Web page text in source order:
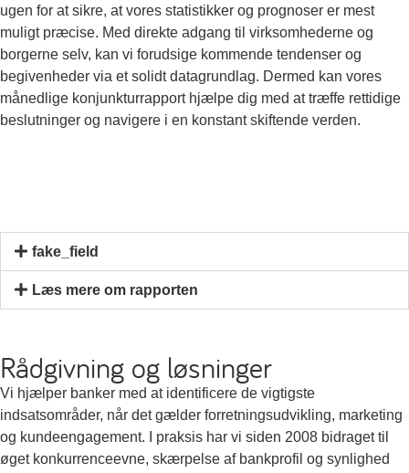
ugen for at sikre, at vores statistikker og prognoser er mest
muligt præcise. Med direkte adgang til virksomhederne og
borgerne selv, kan vi forudsige kommende tendenser og
begivenheder via et solidt datagrundlag. Dermed kan vores
månedlige konjunkturrapport hjælpe dig med at træffe rettidige
beslutninger og navigere i en konstant skiftende verden.
fake_field
Læs mere om rapporten
Rådgivning og løsninger
Vi hjælper banker med at identificere de vigtigste
indsatsområder, når det gælder forretningsudvikling, marketing
og kundeengagement. I praksis har vi siden 2008 bidraget til
øget konkurrenceevne, skærpelse af bankprofil og synlighed